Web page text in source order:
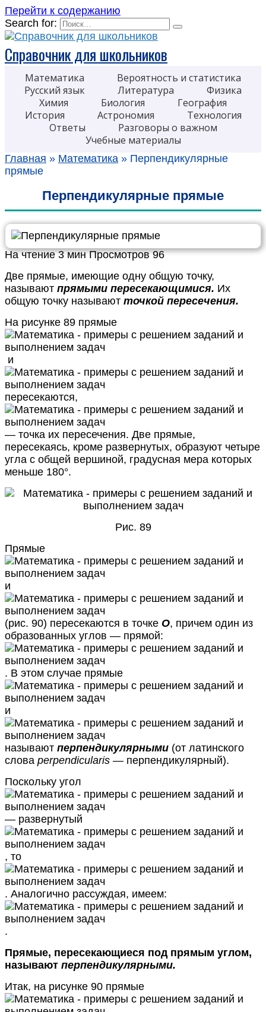
Перейти к содержанию
Search for:
Справочник для школьников
Математика
Вероятность и статистика
Русский язык
Литература
Физика
Химия
Биология
География
История
Астрономия
Технология
Ответы
Разговоры о важном
Учебные материалы
Главная » Математика » Перпендикулярные
прямые
Перпендикулярные прямые
На чтение3 мин Просмотров 96
Две прямые, имеющие одну общую точку,
называют прямыми пересекающимися. Их
общую точку называют точкой пересечения.
На рисунке 89 прямые
и
пересекаются,
— точка их пересечения. Две прямые,
пересекаясь, кроме развернутых, образуют четыре
угла с общей вершиной, градусная мера которых
меньше 180°.
Рис. 89
Прямые
и
(рис. 90) пересекаются в точке О, причем один из
образованных углов — прямой:
. В этом случае прямые
и
называют перпендикулярными (от латинского
слова perpendicularis — перпендикулярный).
Поскольку угол
— развернутый
, то
. Аналогично рассуждая, имеем:
.
Прямые, пересекающиеся под прямым углом,
называют перпендикулярными.
Итак, на рисунке 90 прямые